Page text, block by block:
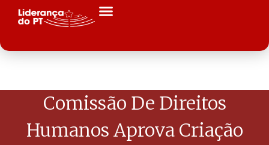
Comissão De Direitos
Humanos Aprova Criação